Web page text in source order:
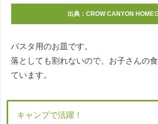
出典： CROW CANYON HOME
パスタ用のお皿です。
落としても割れないので、お子さんの
ています。
キャンプで活躍！